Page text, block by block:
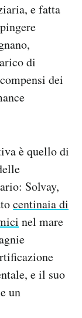
e fatta
di
dei
è quello di
Solvay,
centinaia di
nel mare
e il suo
un